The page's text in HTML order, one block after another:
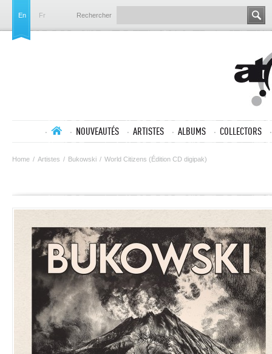
En Fr Rechercher
NOUVEAUTÉS ARTISTES ALBUMS COLLECTORS
Home / Artistes / Bukowski / World Citizens (Édition CD digipak)